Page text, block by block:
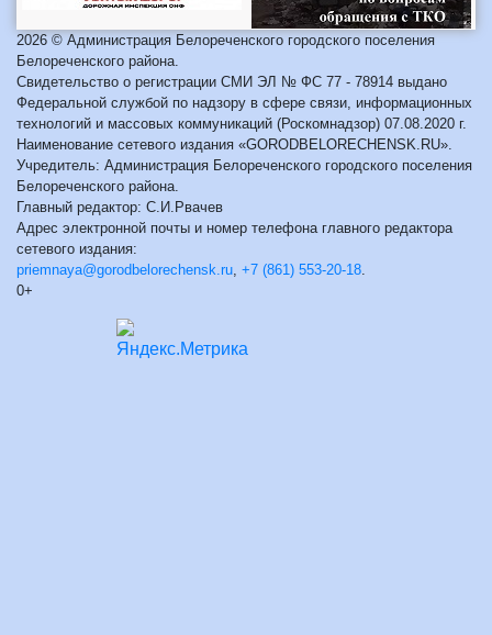
2026 © Администрация Белореченского городского поселения
Белореченского района.
Свидетельство о регистрации СМИ ЭЛ № ФС 77 - 78914 выдано
Федеральной службой по надзору в сфере связи, информационных
технологий и массовых коммуникаций (Роскомнадзор) 07.08.2020 г.
Наименование сетевого издания «GORODBELORECHENSK.RU».
Учредитель: Администрация Белореченского городского поселения
Белореченского района.
Главный редактор: С.И.Рвачев
Адрес электронной почты и номер телефона главного редактора
сетевого издания:
priemnaya@gorodbelorechensk.ru +7 (861) 553-20-18
0+